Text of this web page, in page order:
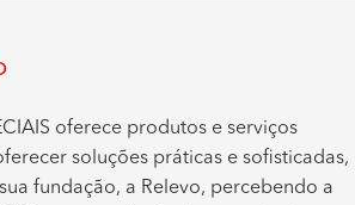
oferece produtos e serviços
soluções práticas e sofisticadas,
fundação, a Relevo, percebendo a